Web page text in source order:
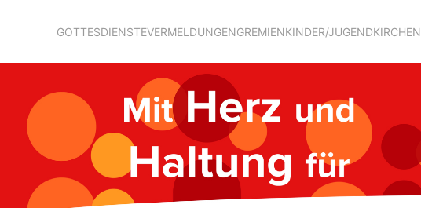
GOTTESDIENSTEVERMELDUNGENGREMIENKINDER/JUGENDKIRCHEN